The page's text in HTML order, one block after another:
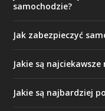
samochodzie?
Jak zabezpieczyć
Jakie są
Jakie są najbardziej